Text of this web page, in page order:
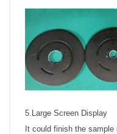
5.Large Screen Display
It could finish the